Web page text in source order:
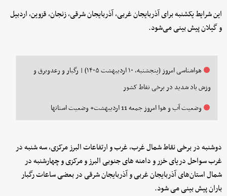
این شرایط یکشنبه برای آذربایجان غربی، آذربایجان شرقی، زنجان، قزوین، اردبیل
و گیلان پیش بینی می‌شود.
هواشناسی امروز (پنجشنبه، ۱۰ اردیبهشت ۱۴۰۵) | رگبار و رعدوبرق و
وزش باد شدید در برخی نقاط کشور
وضعیت آب و هوا امروز جمعه 11 اردیبهشت+ وضعیت استانها
دوشنبه در برخی نقاط شمال غرب، غرب و ارتفاعات البرز مرکزی، سه شنبه در
غرب سواحل دریای خزر و دامنه های جنوبی البرز و مرکزی و چهارشنبه در
شمال استان‌های آذربایجان غربی و آذربایجان شرقی در بعضی ساعات رگبار
باران پیش بینی می شود.